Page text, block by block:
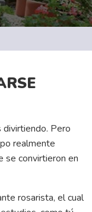
Pero
realmente
se convirtieron en
rosarista, el cual